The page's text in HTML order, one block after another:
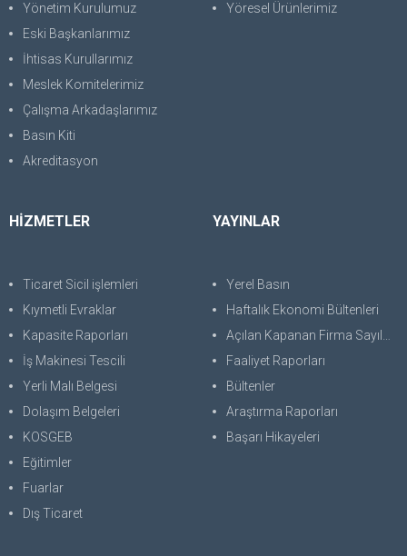
Yönetim Kurulumuz
Eski Başkanlarımız
İhtisas Kurullarımız
Meslek Komitelerimiz
Çalışma Arkadaşlarımız
Basın Kiti
Akreditasyon
Yöresel Ürünlerimiz
HİZMETLER
Ticaret Sicil işlemleri
Kıymetli Evraklar
Kapasite Raporları
İş Makinesi Tescili
Yerli Malı Belgesi
Dolaşım Belgeleri
KOSGEB
Eğitimler
Fuarlar
Dış Ticaret
YAYINLAR
Yerel Basın
Haftalık Ekonomi Bültenleri
Açılan Kapanan Firma Sayıları
Faaliyet Raporları
Bültenler
Araştırma Raporları
Başarı Hikayeleri